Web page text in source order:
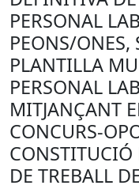
PERSONAL
PEONS/ONES,
PLANTILLA
PERSONAL
MITJANÇANT
CONCURS-
CONSTITUCIÓ
DE TREBALL